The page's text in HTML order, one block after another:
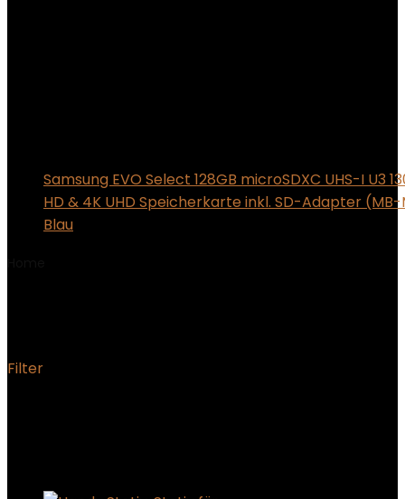
Samsung EVO Select 128GB microSDXC UHS-I U3
HD & 4K UHD Speicherkarte inkl. SD-Adapter (MB-
Blau
Filter